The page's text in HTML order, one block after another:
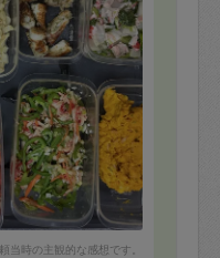
当時の主観的な感想です。